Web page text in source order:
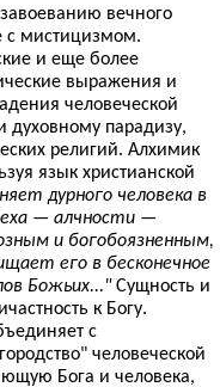
вечного
с мистицизмом.
и еще более
выражения и
человеческой
духовному парадизу,
религий. Алхимик
язык христианской
дурного человека в
— алчности —
и богобоязненным,
его в бесконечное
Божьих..."Сущность и
к Богу.
с
человеческой
Бога и человека,